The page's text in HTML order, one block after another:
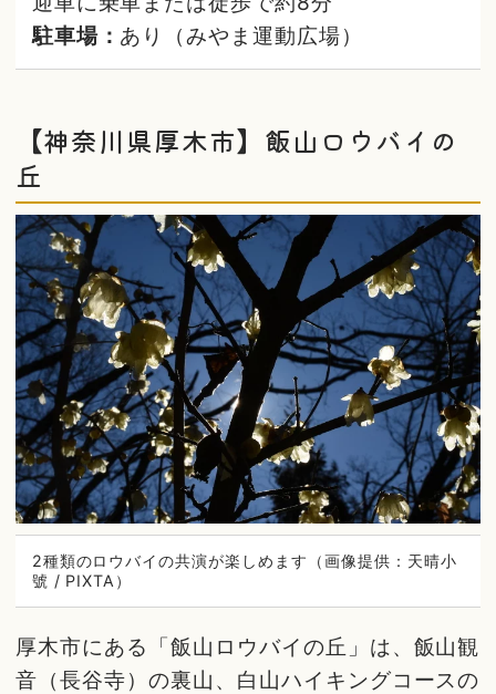
駐車場： あり（みやま運動広場）
【神奈川県厚木市】飯山ロウバイの
丘
2種類のロウバイの共演が楽しめます（画像提供：天晴小
號 / PIXTA）
厚木市にある「飯山ロウバイの丘」は、飯山観
音（長谷寺）の裏山、白山ハイキングコースの